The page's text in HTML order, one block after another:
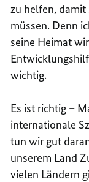
zu helfen, damit
müssen. Denn
seine Heimat
wichtig.
Es ist richtig –
internationale
tun wir gut
unserem Land
vielen Ländern